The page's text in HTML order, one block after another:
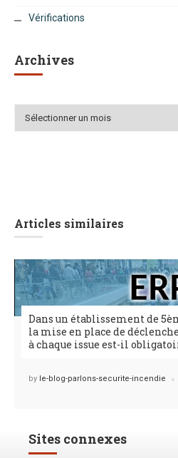
Vérifications
Archives
Archives
Articles similaires
Dans un établissement de
la mise en place de
à chaque issue est-il
Posted
by le-blog-parlons-securite-incendie
Sites connexes